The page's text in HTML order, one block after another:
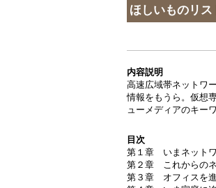
内容説明
高速広域帯ネットワ
情報をもうら。仮想
ューメディアのキー
目次
第１章 いまネット
第２章 これからの
第３章 オフィスを